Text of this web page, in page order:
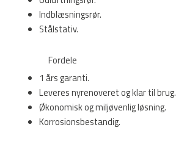
Indblæsningsrør.
Stålstativ.
Fordele
1 års garanti.
Leveres nyrenoveret og klar til brug.
Økonomisk og miljøvenlig løsning.
Korrosionsbestandig.